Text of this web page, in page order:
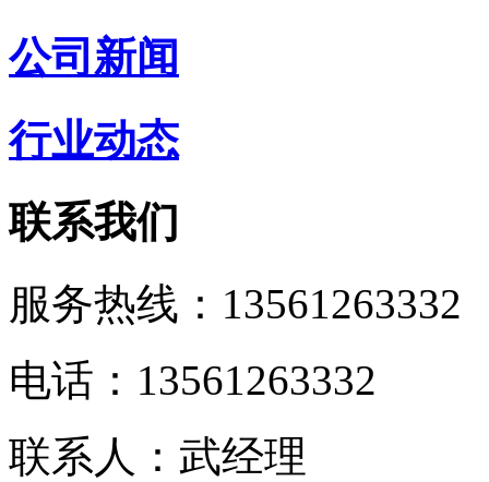
公司新闻
行业动态
联系我们
服务热线： 13561263332
电话：13561263332
联系人：武经理